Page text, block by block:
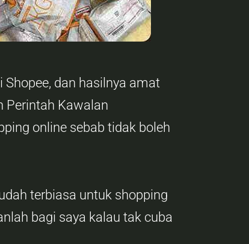
dan hasilnya amat
Perintah Kawalan
online sebab tidak boleh
terbiasa untuk shopping
bagi saya kalau tak cuba